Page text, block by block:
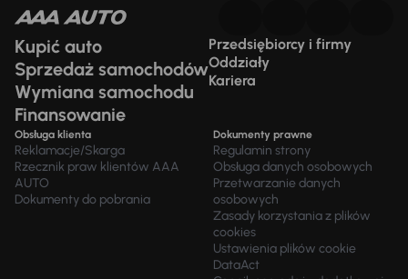
Kupić auto
Sprzedaż samochodów
Wymiana samochodu
Finansowanie
Przedsiębiorcy i firmy
Oddziały
Kariera
Obsługa klienta
Reklamacje/Skarga
Rzecznik praw klientów AAA
AUTO
Dokumenty do pobrania
Dokumenty prawne
Regulamin strony
Obsługa danych osobowych
Przetwarzanie danych
osobowych
Zasady korzystania z plików
cookies
Ustawienia plików cookie
DataAct